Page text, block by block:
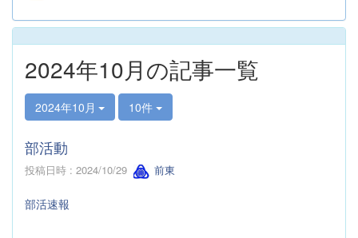
2024年10月の記事一覧
2024年10月 10件
部活動
投稿日時 : 2024/10/29 前東
部活速報